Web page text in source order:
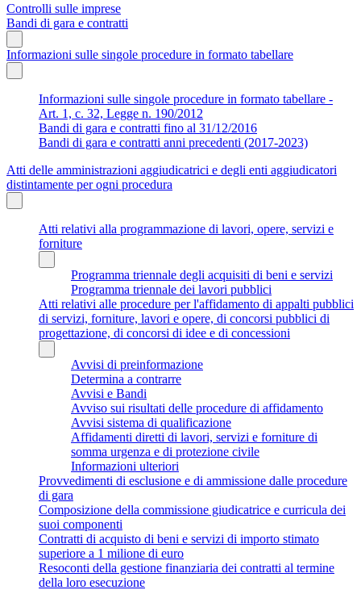
Controlli sulle imprese
Bandi di gara e contratti
Informazioni sulle singole procedure in formato tabellare
Informazioni sulle singole procedure in formato tabellare -
Art. 1, c. 32, Legge n. 190/2012
Bandi di gara e contratti fino al 31/12/2016
Bandi di gara e contratti anni precedenti (2017-2023)
Atti delle amministrazioni aggiudicatrici e degli enti aggiudicatori
distintamente per ogni procedura
Atti relativi alla programmazione di lavori, opere, servizi e
forniture
Programma triennale degli acquisiti di beni e servizi
Programma triennale dei lavori pubblici
Atti relativi alle procedure per l'affidamento di appalti pubblici
di servizi, forniture, lavori e opere, di concorsi pubblici di
progettazione, di concorsi di idee e di concessioni
Avvisi di preinformazione
Determina a contrarre
Avvisi e Bandi
Avviso sui risultati delle procedure di affidamento
Avvisi sistema di qualificazione
Affidamenti diretti di lavori, servizi e forniture di
somma urgenza e di protezione civile
Informazioni ulteriori
Provvedimenti di esclusione e di ammissione dalle procedure
di gara
Composizione della commissione giudicatrice e curricula dei
suoi componenti
Contratti di acquisto di beni e servizi di importo stimato
superiore a 1 milione di euro
Resoconti della gestione finanziaria dei contratti al termine
della loro esecuzione